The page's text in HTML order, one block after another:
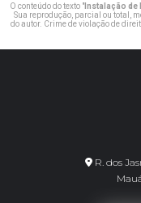
O conteúdo do texto " Instalação
Sua reprodução, parcial ou total,
do autor. Crime de violação de
R. dos